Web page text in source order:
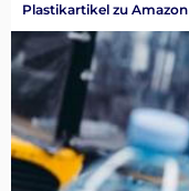
Plastikartikel zu Amazon